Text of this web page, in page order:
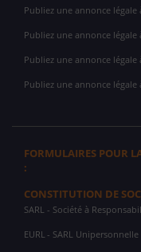
Publiez une annonce légale
Publiez une annonce légale
Publiez une annonce légale
Publiez une annonce légale
FORMULAIRES POUR
:
CONSTITUTION DE
SARL - Société à
EURL - SARL Unipersonnelle